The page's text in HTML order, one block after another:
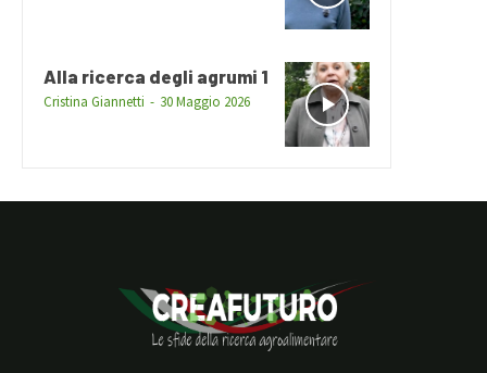
Alla ricerca degli agrumi 1
Cristina Giannetti - 30 Maggio 2026